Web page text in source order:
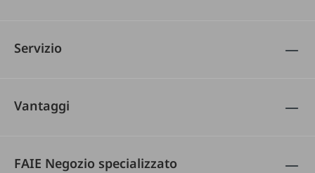
Servizio
Vantaggi
FAIE Negozio specializzato